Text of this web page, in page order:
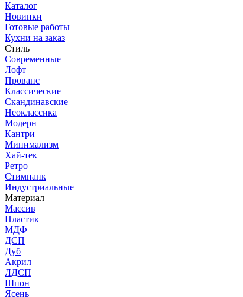
Каталог
Новинки
Готовые работы
Кухни на заказ
Стиль
Современные
Лофт
Прованс
Классические
Скандинавские
Неоклассика
Модерн
Кантри
Минимализм
Хай-тек
Ретро
Стимпанк
Индустриальные
Материал
Массив
Пластик
МДФ
ДСП
Дуб
Акрил
ЛДСП
Шпон
Ясень